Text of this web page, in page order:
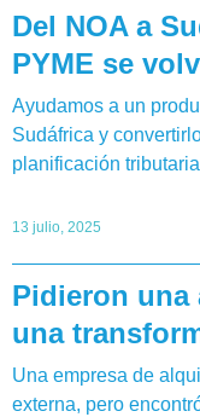
Del NOA a
PYME se
Ayudamos a un
Sudáfrica y
planificación
13 julio, 2025
Pidieron una
una
Una empresa de
externa, pero